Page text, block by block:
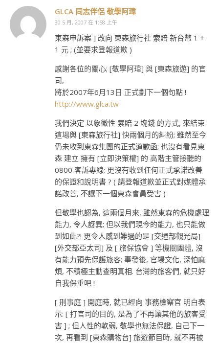
GLCA 同志伴侶 敬學阿瑋
30 5 月, 2007 在 1:58 上午
東森申訴案 ] 改向 東森旅行社 索賠 新台幣 1 +
1 元 ; (並要求登報道歉 )
感謝各位的關心; [敬學阿瑋] 與 [東森旅遊] 的官
司,
將於2007年6月13日 正式劃下一個句點 !
http://www.glca.tw
我們決定 以象徵性 索賠 2 塊錢 的方式, 來結束
這場與 [東森旅行社] 快兩個月的糾紛; 雖然至今
仍未收到東森集團的正式道歉函; 也沒有看見東
森 建立 擁有 [立即決策權] 的 高階主管接聽的
0800 客訴專線; 更沒有收到任何正式承諾改善
的保證和說明書 ? ( 請登報道歉並正式對媒體承
諾改善, 不讓下一個東森會員受害 )
但敬學也認為, 這兩個月來, 雖然東森的危機處理
能力, 令人訝異; 但以我們現今的能力, 也只能做
到如此?! 更令人感到難過的是 [交通部觀光局]
[外交部亞太司] 及 [ 旅保協會 ] 等機關團體, 沒
有能力預先保護旅客; 事發後, 官場文化, 深怕麻
煩, 不積極主動查明真相. 台灣的旅客們, 就只好
自我保重吧 !
[ 刑事庭 ] 開庭時, 就已經向 事務檢察官 明白表
示: [ 打官司的目的, 是為了不再讓其他的旅客受
害 ] ; 但人性的軟弱, 敬學也無法保證, 自己下一
次, 再看到 [東森購物台] 旅遊節目時, 就不再被